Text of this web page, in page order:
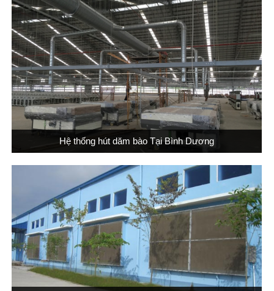
Hệ thống hút dăm bào Tại Bình Dương